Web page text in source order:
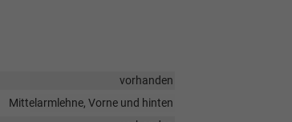
vorhanden
Mittelarmlehne, Vorne und hinten